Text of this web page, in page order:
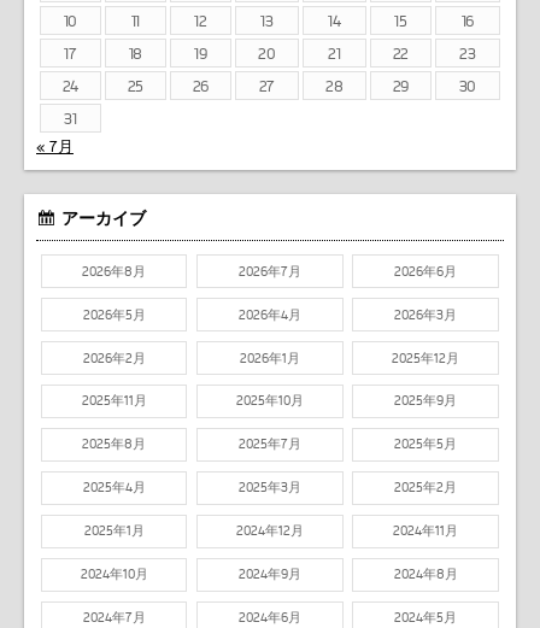
10
11 12 13 14 15
16
17
18 19 20 21 22
23
24
25 26 27 28 29
30
31
« 7月
アーカイブ
2026年8月 2026年7月 2026年6月
2026年5月 2026年4月 2026年3月
2026年2月 2026年1月 2025年12月
2025年11月 2025年10月 2025年9月
2025年8月 2025年7月 2025年5月
2025年4月 2025年3月 2025年2月
2025年1月 2024年12月 2024年11月
2024年10月 2024年9月 2024年8月
2024年7月 2024年6月 2024年5月